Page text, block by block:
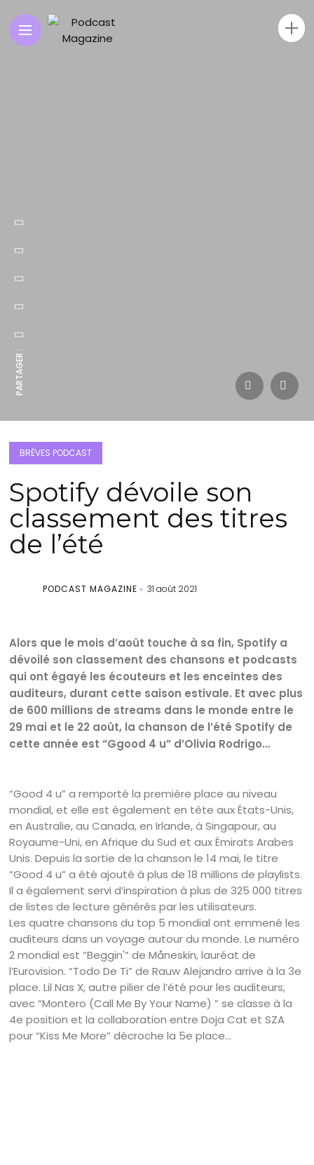
PARTAGER :
BRÈVES PODCAST
Spotify dévoile son
classement des titres
de l’été
PODCAST MAGAZINE 31 août 2021
Alors que le mois d’août touche à sa fin, Spotify a
dévoilé son classement des chansons et podcasts
qui ont égayé les écouteurs et les enceintes des
auditeurs, durant cette saison estivale. Et avec plus
de 600 millions de streams dans le monde entre le
29 mai et le 22 août, la chanson de l’été Spotify de
cette année est “Ggood 4 u” d’Olivia Rodrigo…
“Good 4 u” a remporté la première place au niveau
mondial, et elle est également en tête aux États-Unis,
en Australie, au Canada, en Irlande, à Singapour, au
Royaume-Uni, en Afrique du Sud et aux Émirats Arabes
Unis. Depuis la sortie de la chanson le 14 mai, le titre
“Good 4 u” a été ajouté à plus de 18 millions de playlists.
Il a également servi d’inspiration à plus de 325 000 titres
de listes de lecture générés par les utilisateurs.
Les quatre chansons du top 5 mondial ont emmené les
auditeurs dans un voyage autour du monde. Le numéro
2 mondial est “Beggin'” de Måneskin, lauréat de
l’Eurovision. “Todo De Ti” de Rauw Alejandro arrive à la 3e
place. Lil Nas X, autre pilier de l’été pour les auditeurs,
avec “Montero (Call Me By Your Name) ” se classe à la
4e position et la collaboration entre Doja Cat et SZA
pour “Kiss Me More” décroche la 5e place…